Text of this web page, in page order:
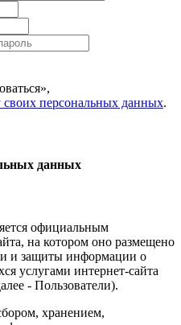
своих персональных данных.
данных
официальным
на котором оно размещено
и защиты информации о
услугами интернет-сайта
- Пользователи).
хранением,